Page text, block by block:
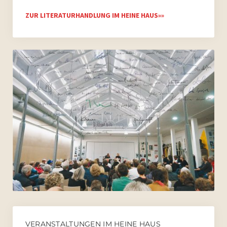
ZUR LITERATURHANDLUNG IM HEINE HAUS»»
VERANSTALTUNGEN IM HEINE HAUS